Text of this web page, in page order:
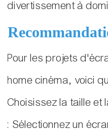
divertissement à
Pour les projets
home cinéma, voici
Choisissez la taille et
: Sélectionnez un